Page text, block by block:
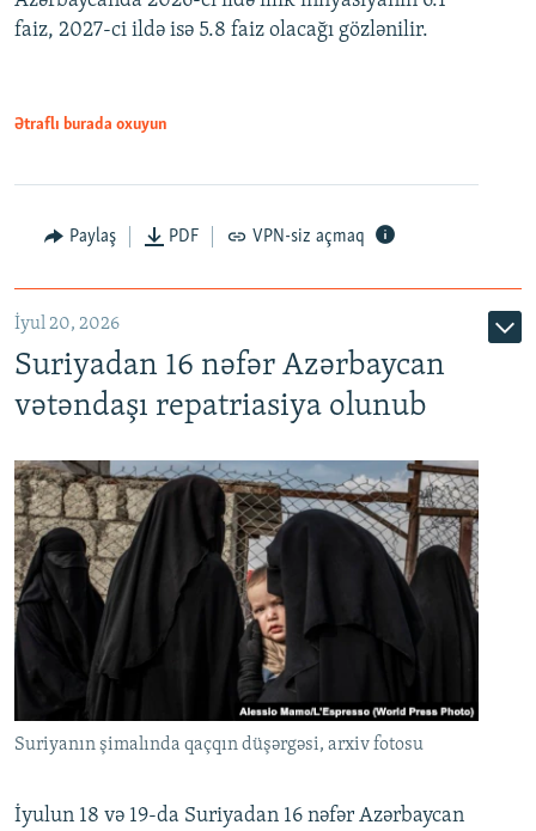
Auto
480p
faiz, 2027-ci ildə isə 5.8 faiz olacağı gözlənilir.
Ətraflı burada oxuyun
Paylaş PDF VPN-siz açmaq
İyul 20, 2026
Suriyadan 16 nəfər Azərbaycan
vətəndaşı repatriasiya olunub
Suriyanın şimalında qaçqın düşərgəsi, arxiv fotosu
İyulun 18 və 19-da Suriyadan 16 nəfər Azərbaycan